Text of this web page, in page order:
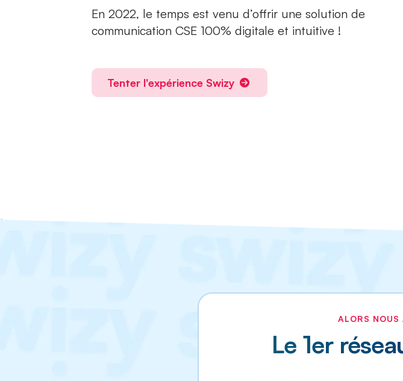
En 2022, le temps est venu d’offrir une solution de
communication CSE 100% digitale et intuitive !
Tenter l'expérience Swizy
ALORS NOUS
Le 1er